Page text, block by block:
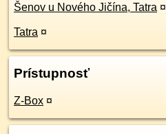
Šenov u Nového Jičína, Tatra ¤
Tatra ¤
Prístupnosť
Z-Box ¤